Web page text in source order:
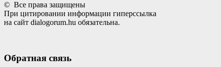
© Все права защищены
При цитировании информации гиперссылка
на сайт dialogorum.hu обязательна.
Обратная связь